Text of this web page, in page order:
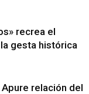
recrea el
gesta histórica
Apure relación del